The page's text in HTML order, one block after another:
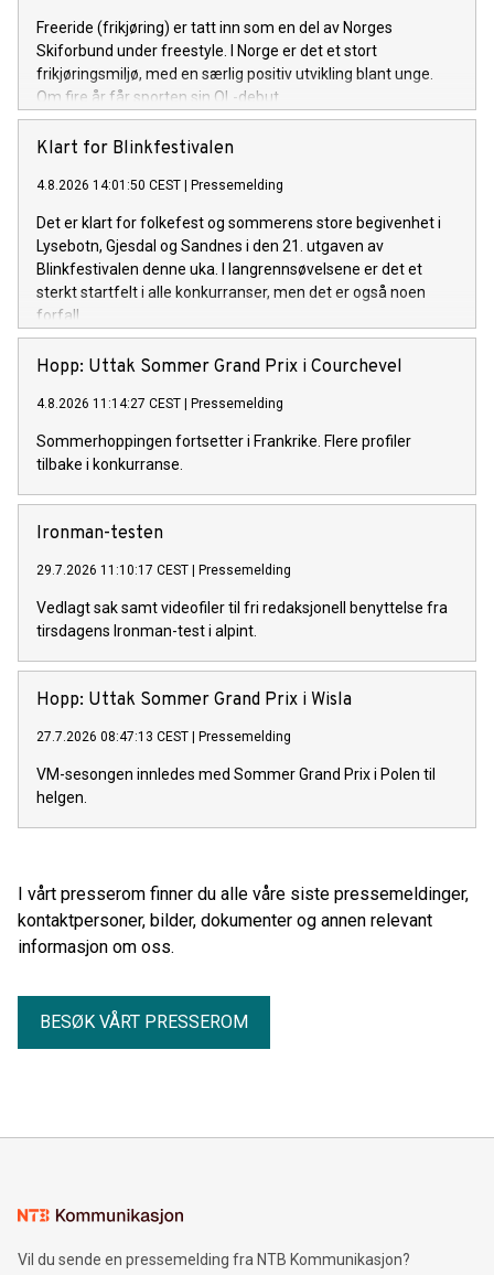
Freeride (frikjøring) er tatt inn som en del av Norges
Skiforbund under freestyle. I Norge er det et stort
frikjøringsmiljø, med en særlig positiv utvikling blant unge.
Om fire år får sporten sin OL-debut.
Klart for Blinkfestivalen
4.8.2026 14:01:50 CEST Pressemelding
Det er klart for folkefest og sommerens store begivenhet i
Lysebotn, Gjesdal og Sandnes i den 21. utgaven av
Blinkfestivalen denne uka. I langrennsøvelsene er det et
sterkt startfelt i alle konkurranser, men det er også noen
forfall.
Hopp: Uttak Sommer Grand Prix i Courchevel
4.8.2026 11:14:27 CEST Pressemelding
Sommerhoppingen fortsetter i Frankrike. Flere profiler
tilbake i konkurranse.
Ironman-testen
29.7.2026 11:10:17 CEST Pressemelding
Vedlagt sak samt videofiler til fri redaksjonell benyttelse fra
tirsdagens Ironman-test i alpint.
Hopp: Uttak Sommer Grand Prix i Wisla
27.7.2026 08:47:13 CEST Pressemelding
VM-sesongen innledes med Sommer Grand Prix i Polen til
helgen.
I vårt presserom finner du alle våre siste pressemeldinger,
kontaktpersoner, bilder, dokumenter og annen relevant
informasjon om oss.
BESØK VÅRT PRESSEROM
Vil du sende en pressemelding fra NTB Kommunikasjon?